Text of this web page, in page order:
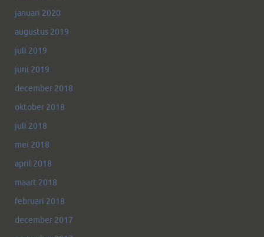
januari 2020
augustus 2019
juli 2019
juni 2019
december 2018
oktober 2018
juli 2018
mei 2018
april 2018
maart 2018
februari 2018
december 2017